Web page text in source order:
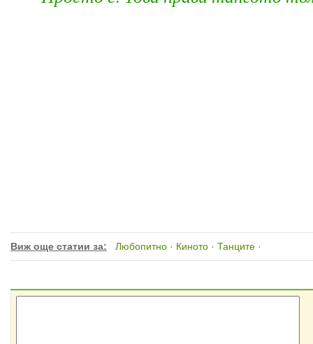
Виж още статии за: Любопитно · Киното · Танците ·